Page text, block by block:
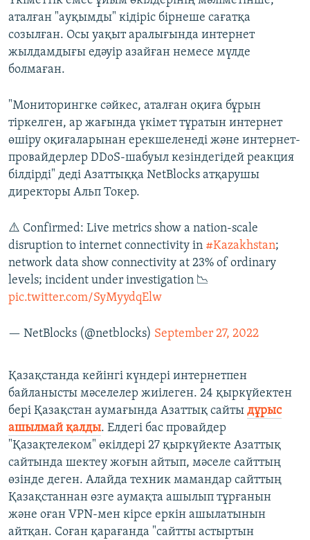
аталған "ауқымды" кідіріс бірнеше сағатқа
созылған. Осы уақыт аралығында интернет
жылдамдығы едәуір азайған немесе мүлде
болмаған.
"Мониторингке сәйкес, аталған оқиға бұрын
тіркелген, ар жағында үкімет тұратын интернет
өшіру оқиғаларынан ерекшеленеді және интернет-
провайдерлер DDoS-шабуыл кезіндегідей реакция
білдірді" деді Азаттыққа NetBlocks атқарушы
директоры Альп Токер.
⚠️ Confirmed: Live metrics show a nation-scale
disruption to internet connectivity in #Kazakhstan;
network data show connectivity at 23% of ordinary
levels; incident under investigation 📉
pic.twitter.com/SyMyydqElw
— NetBlocks (@netblocks) September 27, 2022
Қазақстанда кейінгі күндері интернетпен
байланысты мәселелер жиілеген. 24 қыркүйектен
бері Қазақстан аумағында Азаттық сайты дұрыс
ашылмай қалды. Елдегі бас провайдер
"Қазақтелеком" өкілдері 27 қыркүйекте Азаттық
сайтында шектеу жоғын айтып, мәселе сайттың
өзінде деген. Алайда техник мамандар сайттың
Қазақстаннан өзге аумақта ашылып тұрғанын
және оған VPN-мен кірсе еркін ашылатынын
айтқан. Соған қарағанда "сайтты астыртын